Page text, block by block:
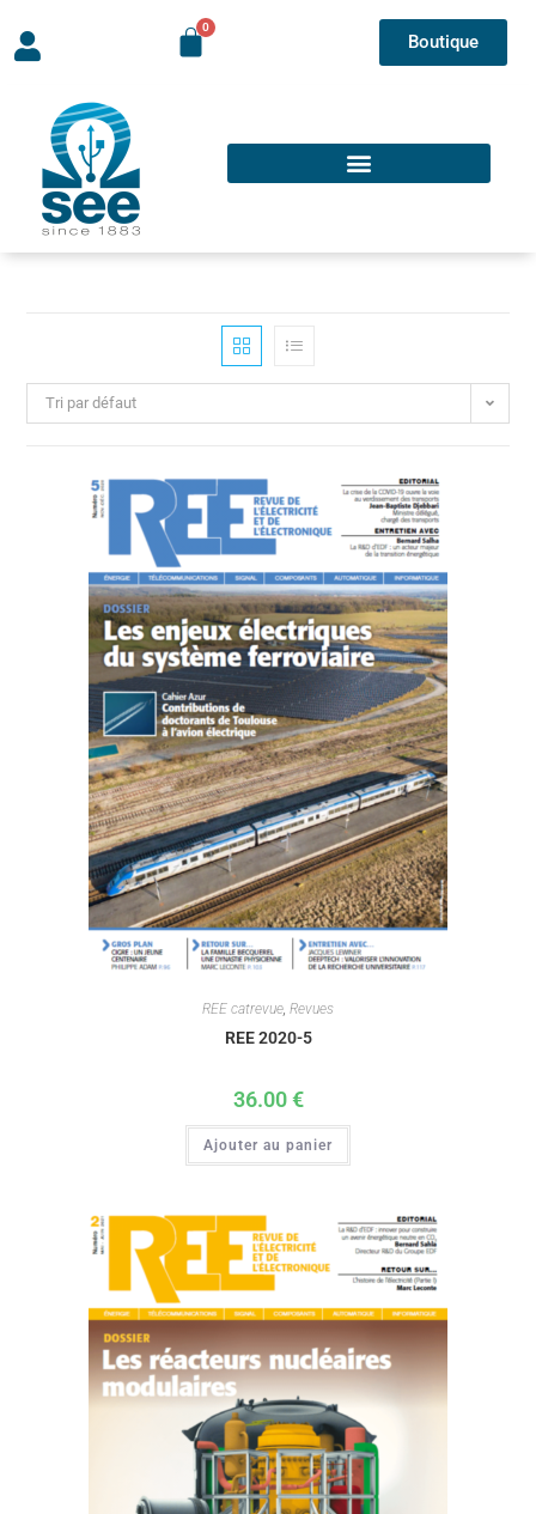
Boutique
Tri par défaut
REE catrevue, Revues
REE 2020-5
36.00€
Ajouter au panier